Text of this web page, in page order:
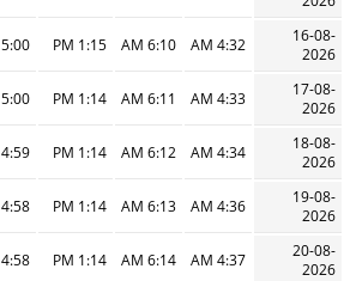
16-08-
2026
4:32 AM
6:10 AM
1:15 PM
5:00 PM
17-08-
2026
4:33 AM
6:11 AM
1:14 PM
5:00 PM
18-08-
2026
4:34 AM
6:12 AM
1:14 PM
4:59 PM
19-08-
2026
4:36 AM
6:13 AM
1:14 PM
4:58 PM
20-08-
2026
4:37 AM
6:14 AM
1:14 PM
4:58 PM